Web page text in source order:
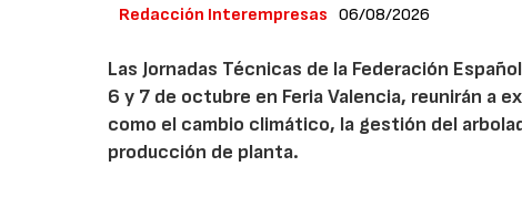
Redacción Interempresas 06/08/2026
Las Jornadas Técnicas de la Federación
6 y 7 de octubre en Feria Valencia, reunirán a
como el cambio climático, la gestión del
producción de planta.